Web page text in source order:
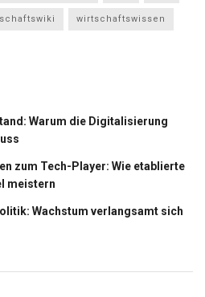
wirtschaftswissen
Warum die Digitalisierung
zum Tech-Player: Wie etablierte
meistern
Wachstum verlangsamt sich